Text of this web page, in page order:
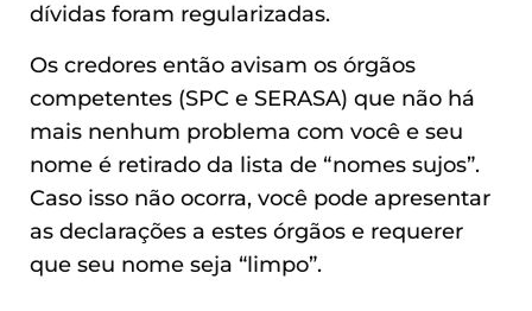
dívidas foram regularizadas.
Os credores então avisam os órgãos
competentes (SPC e SERASA) que não há
mais nenhum problema com você e seu
nome é retirado da lista de “nomes sujos”.
Caso isso não ocorra, você pode apresentar
as declarações a estes órgãos e requerer
que seu nome seja “limpo”.